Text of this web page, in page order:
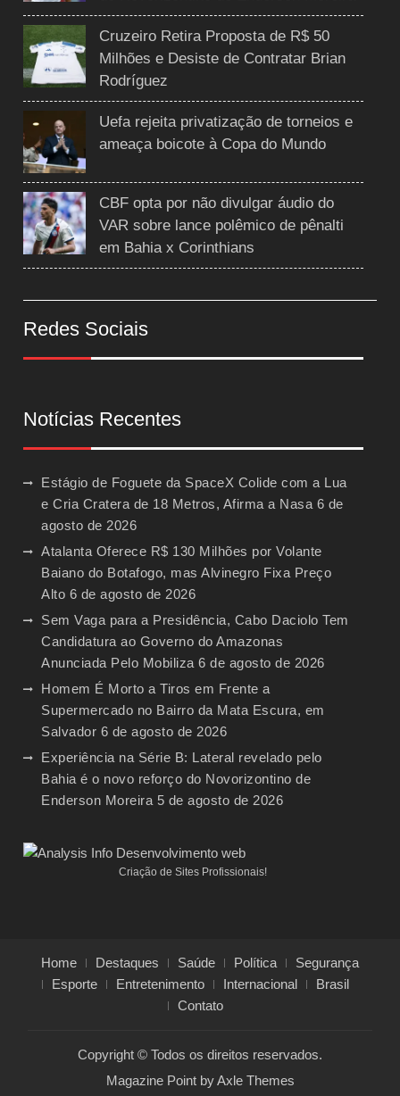
Cruzeiro Retira Proposta de R$ 50
Milhões e Desiste de Contratar Brian
Rodríguez
Uefa rejeita privatização de torneios e
ameaça boicote à Copa do Mundo
CBF opta por não divulgar áudio do
VAR sobre lance polêmico de pênalti
em Bahia x Corinthians
Redes Sociais
Notícias Recentes
Estágio de Foguete da SpaceX Colide com a Lua
e Cria Cratera de 18 Metros, Afirma a Nasa 6 de
agosto de 2026
Atalanta Oferece R$ 130 Milhões por Volante
Baiano do Botafogo, mas Alvinegro Fixa Preço
Alto 6 de agosto de 2026
Sem Vaga para a Presidência, Cabo Daciolo Tem
Candidatura ao Governo do Amazonas
Anunciada Pelo Mobiliza 6 de agosto de 2026
Homem É Morto a Tiros em Frente a
Supermercado no Bairro da Mata Escura, em
Salvador 6 de agosto de 2026
Experiência na Série B: Lateral revelado pelo
Bahia é o novo reforço do Novorizontino de
Enderson Moreira 5 de agosto de 2026
Criação de Sites Profissionais!
Home Destaques Saúde Política
Segurança
Esporte
Entretenimento Internacional
Brasil
Contato
Copyright © Todos os direitos reservados.
Magazine Point byAxle Themes